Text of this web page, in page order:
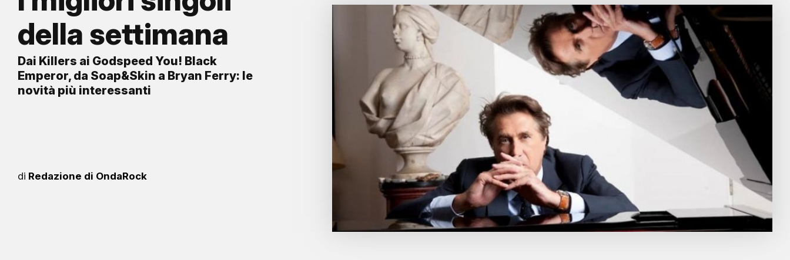
della settimana
Dai Killers ai Godspeed You! Black
Emperor, da Soap&Skin a Bryan Ferry: le
novità più interessanti
di Redazione di OndaRock